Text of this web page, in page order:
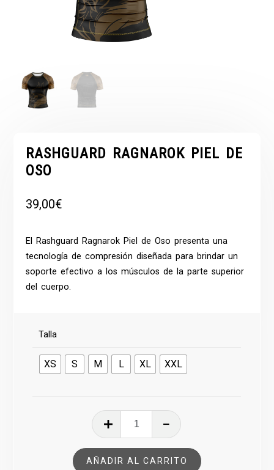
RASHGUARD RAGNAROK PIEL DE
OSO
39,00€
El Rashguard Ragnarok Piel de Oso presenta una
tecnología de compresión diseñada para brindar un
soporte efectivo a los músculos de la parte superior
del cuerpo.
Talla
XS S M L XL XXL
RASHGUARD
RAGNAROK
PIEL
DE
AÑADIR AL CARRITO